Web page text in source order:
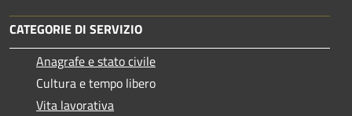
CATEGORIE DI SERVIZIO
Anagrafe e stato civile
Cultura e tempo libero
Vita lavorativa